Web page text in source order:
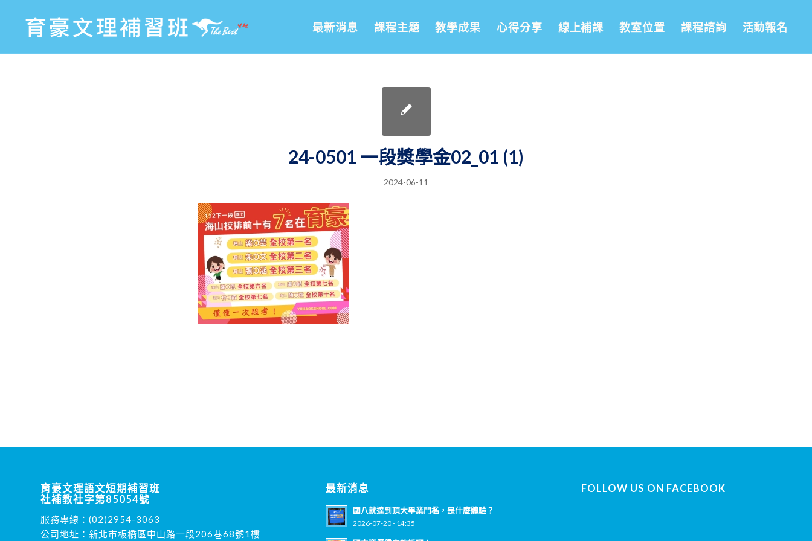
最新消息 課程主題 教學成果 心得分享 線上補課 教室位置 課程諮詢 活動報名
24-0501 一段獎學金02_01 (1)
2024-06-11
育豪文理語文短期補習班
社補教社字第85054號
服務專線： (02)2954-3063
公司地址：新北市板橋區中山路一段206巷68號1樓
最新消息
國八就達到頂大畢業門檻，是什麼體驗？
2026-07-20 - 14:35
FOLLOW US ON FACEBOOK